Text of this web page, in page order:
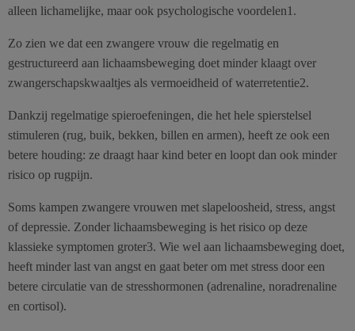
alleen lichamelijke, maar ook psychologische voordelen1.
Zo zien we dat een zwangere vrouw die regelmatig en
gestructureerd aan lichaamsbeweging doet minder klaagt over
zwangerschapskwaaltjes als vermoeidheid of waterretentie2.
Dankzij regelmatige spieroefeningen, die het hele spierstelsel
stimuleren (rug, buik, bekken, billen en armen), heeft ze ook een
betere houding: ze draagt haar kind beter en loopt dan ook minder
risico op rugpijn.
Soms kampen zwangere vrouwen met slapeloosheid, stress, angst
of depressie. Zonder lichaamsbeweging is het risico op deze
klassieke symptomen groter3. Wie wel aan lichaamsbeweging doet,
heeft minder last van angst en gaat beter om met stress door een
betere circulatie van de stresshormonen (adrenaline, noradrenaline
en cortisol).